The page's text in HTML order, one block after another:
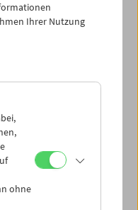
aufgrund Ihrer
angezeigt werden.
von Norbert
einem hell
die Stimmung um
immer und
der, wie sich
Vogel-Wesen gehört.
Ihrer Nutzung
ohne